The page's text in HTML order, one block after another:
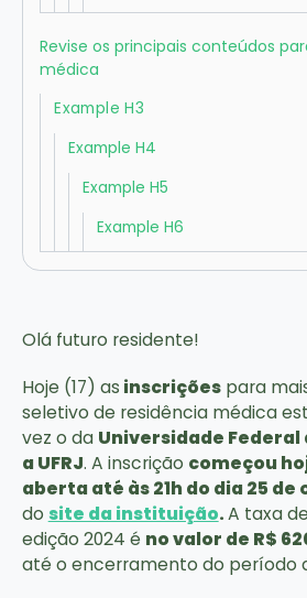
Revise os principais conteúdos
médica
Example H3
Example H4
Example H5
Example H6
Olá futuro residente!
Hoje (17) as inscriçõespara
seletivo de residência médica
vez o da Universidade Federal
a UFRJ. A inscrição começou
aberta até às 21h do dia 25 de
do site da instituição.A taxa
edição 2024 é no valor de R$
até o encerramento do período